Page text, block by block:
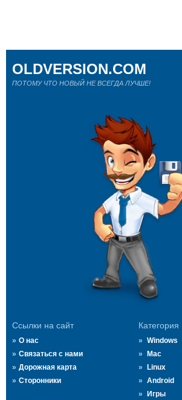
Ссылки на сайт
О нас
Связаться с нами
Дорожная карта
Сторонники
Категория
Windows
Mac
Linux
Android
Игры
OLDVERSION.COM
ПОТОМУ ЧТО НОВЫЙ НЕ ВСЕГДА ЛУЧШЕ!